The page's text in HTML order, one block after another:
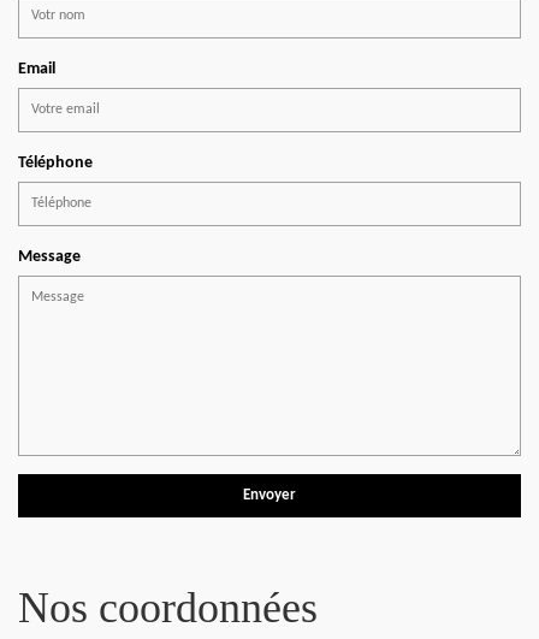
Email
Téléphone
Message
Nos coordonnées